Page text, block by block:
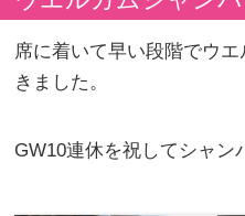
席に着いて早い段階でウ
きました。
GW10連休を祝してシャン